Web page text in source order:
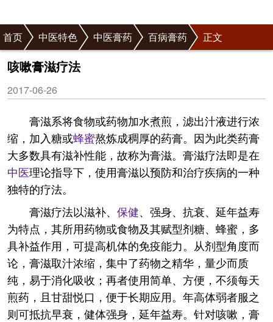
首页 中医特色 中医膏药 百病膏药 正文
咳嗽膏滋疗法
2017-06-26
膏滋系将食物或药物加水煮煎，滤出汁液进行浓
缩，加入糖或蜂蜜熬炼成稠厚的药膏。因为此类药膏
大多数具有滋补性能，故称为膏滋。膏滋疗法即是在
中医理论指导下，使用膏滋以预防和治疗疾病的一种
独特的疗法。
膏滋疗法以滋补、 保健、强身、抗衰、延年益寿
为特点，其所用药物或食物及其赋型剂糖、蜂蜜，多
具补益作用，可提高机体的免疫能力。从剂型角度而
论，膏滋取汁浓缩，集中了药物之精华，量少而质
纯，易于消化吸收；再者使用简单、方便，不须每天
煎药，且甘甜悦口，便于长期应用。年高体弱者服之
则可抵抗早衰，健体强身，延年益寿。针对咳嗽，膏